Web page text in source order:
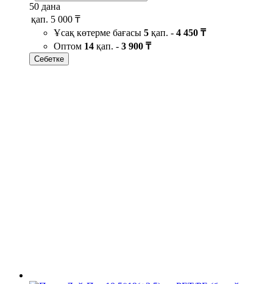
50 дана
қап. 5 000 ₸
Ұсақ көтерме бағасы 5 қап. - 4 450 ₸
Оптом 14 қап. - 3 900 ₸
Себетке